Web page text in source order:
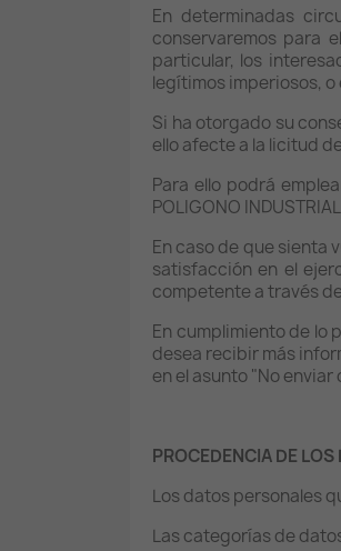
En determinadas
conservaremos para
particular, los
legítimos imperiosos,
Si ha otorgado su
ello afecte a la licitud
Para ello podrá
POLIGONO
En caso de que sienta
satisfacción en el
competente a través
En cumplimiento de lo
desea recibir más
en el asunto "No enviar
PROCEDENCIA DE LOS
Los datos personales
Las categorías de